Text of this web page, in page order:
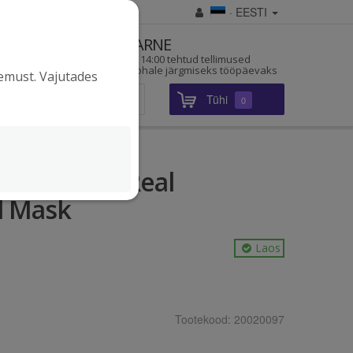
· EESTI
KIIRE TARNE
Enne kella 14:00 tehtud tellimused
jõuavad kohale järgmiseks tööpäevaks
Tühi 0
The Real
Mask
Laos
Tootekood: 20020097
Vajutades